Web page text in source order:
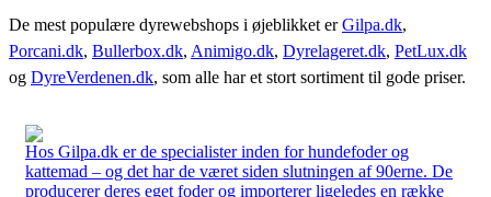
De mest populære dyrewebshops i øjeblikket erGilpa.dk,
Porcani.dk, Bullerbox.dk, Animigo.dk, Dyrelageret.dk, PetLux.dk
og DyreVerdenen.dk, som alle har et stort sortiment til gode priser.
Hos Gilpa.dk er de specialister inden for hundefoder og
kattemad – og det har de været siden slutningen af 90erne. De
producerer deres eget foder og importerer ligeledes en række